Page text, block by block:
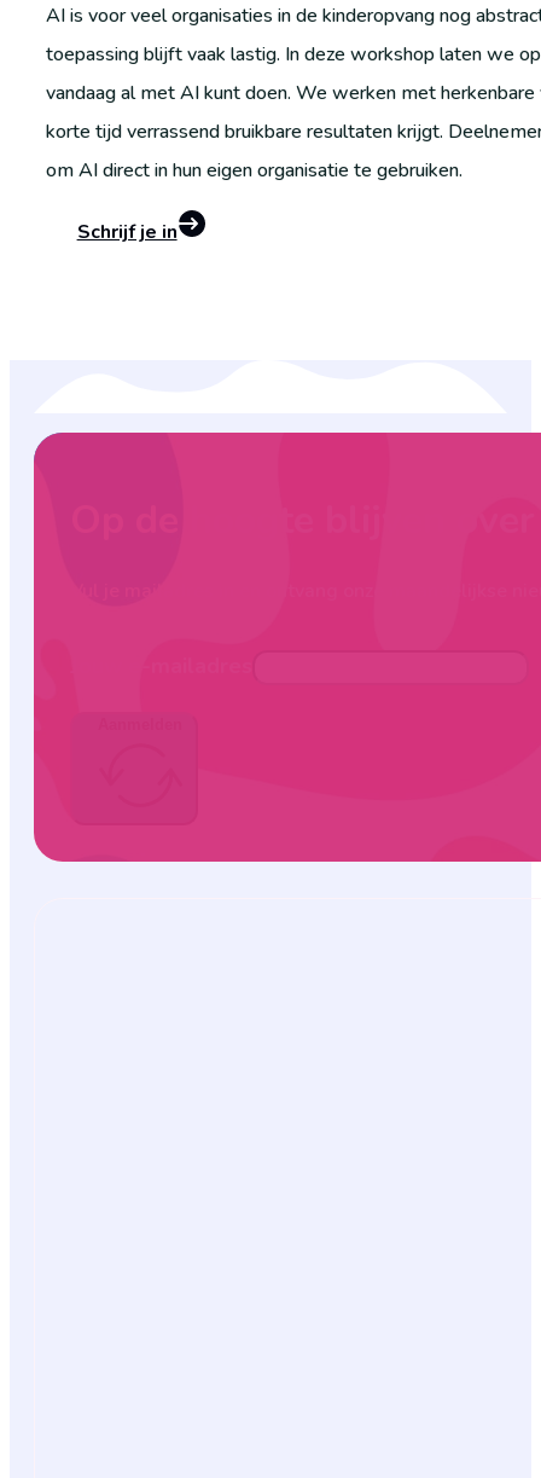
AI is voor veel organisaties in de kinderopvang nog
toepassing blijft vaak lastig. In deze workshop laten we
vandaag al met AI kunt doen. We werken met
korte tijd verrassend bruikbare resultaten krijgt.
om AI direct in hun eigen organisatie te gebruiken.
Schrijf je in